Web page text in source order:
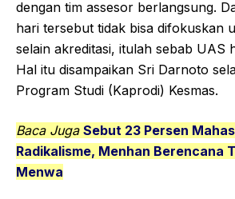
dengan tim assesor berlangsung.
hari tersebut tidak bisa difokuskan
selain akreditasi, itulah sebab UAS
Hal itu disampaikan Sri Darnoto
Program Studi (Kaprodi) Kesmas.
Baca Juga Sebut 23 Persen
Radikalisme, Menhan Berencana
Menwa